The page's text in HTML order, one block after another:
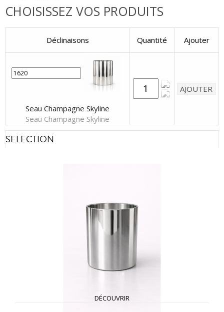
CHOISISSEZ VOS PRODUITS
Déclinaisons Quantité Ajouter
Seau Champagne Skyline
Seau Champagne Skyline
SELECTION
DÉCOUVRIR